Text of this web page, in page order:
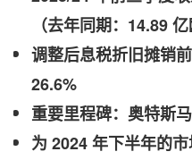
（去年同期：14.89亿
调整后息税折旧摊销
26.6%
重要里程碑： 奥特斯
为 2024 年下半年的